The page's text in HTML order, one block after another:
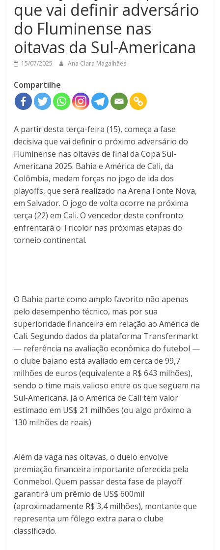
que vai definir adversário
do Fluminense nas
oitavas da Sul-Americana
15/07/2025 Ana Clara Magalhães
Compartilhe
A partir desta terça-feira (15), começa a fase
decisiva que vai definir o próximo adversário do
Fluminense nas oitavas de final da Copa Sul-
Americana 2025. Bahia e América de Cali, da
Colômbia, medem forças no jogo de ida dos
playoffs, que será realizado na Arena Fonte Nova,
em Salvador. O jogo de volta ocorre na próxima
terça (22) em Cali. O vencedor deste confronto
enfrentará o Tricolor nas próximas etapas do
torneio continental.
O Bahia parte como amplo favorito não apenas
pelo desempenho técnico, mas por sua
superioridade financeira em relação ao América de
Cali. Segundo dados da plataforma Transfermarkt
— referência na avaliação econômica do futebol —
o clube baiano está avaliado em cerca de 99,7
milhões de euros (equivalente a R$ 643 milhões),
sendo o time mais valioso entre os que seguem na
Sul-Americana. Já o América de Cali tem valor
estimado em US$ 21 milhões (ou algo próximo a
130 milhões de reais)
Além da vaga nas oitavas, o duelo envolve
premiação financeira importante oferecida pela
Conmebol. Quem passar desta fase de playoff
garantirá um prêmio de US$600mil
(aproximadamente R$ 3,4 milhões), montante que
representa um fôlego extra para o clube
classificado.